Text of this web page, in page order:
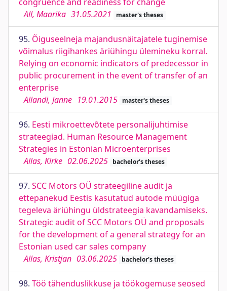
All, Maarika 31.05.2021 master's theses
95. Õiguseelneja majandusnäitajatele tuginemise
võimalus riigihankes äriühingu ülemineku korral.
Relying on economic indicators of predecessor in
public procurement in the event of transfer of an
enterprise
Allandi, Janne 19.01.2015 master's theses
96. Eesti mikroettevõtete personalijuhtimise
strateegiad. Human Resource Management
Strategies in Estonian Microenterprises
Allas, Kirke 02.06.2025 bachelor's theses
97. SCC Motors OÜ strateegiline audit ja
ettepanekud Eestis kasutatud autode müügiga
tegeleva äriühingu üldstrateegia kavandamiseks.
Strategic audit of SCC Motors OÜ and proposals
for the development of a general strategy for an
Estonian used car sales company
Allas, Kristjan 03.06.2025 bachelor's theses
98. Töö tähenduslikkuse ja töökogemuse seosed